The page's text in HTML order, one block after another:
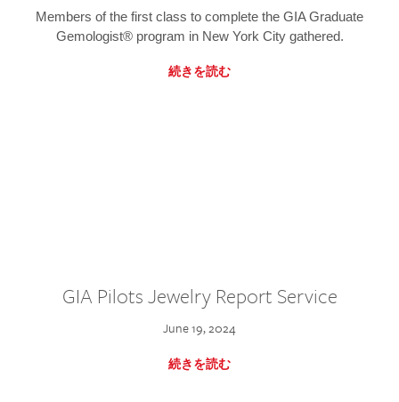
Members of the first class to complete the GIA Graduate
Gemologist® program in New York City gathered.
続きを読む
GIA Pilots Jewelry Report Service
June 19, 2024
続きを読む